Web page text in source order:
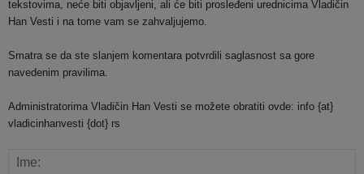
tekstovima, neće biti objavljeni, ali će biti prosleđeni urednicima Vladičin
Han Vesti i na tome vam se zahvaljujemo.
Smatra se da ste slanjem komentara potvrdili saglasnost sa gore
navedenim pravilima.
Administratorima Vladičin Han Vesti se možete obratiti ovde: info {at}
vladicinhanvesti {dot} rs